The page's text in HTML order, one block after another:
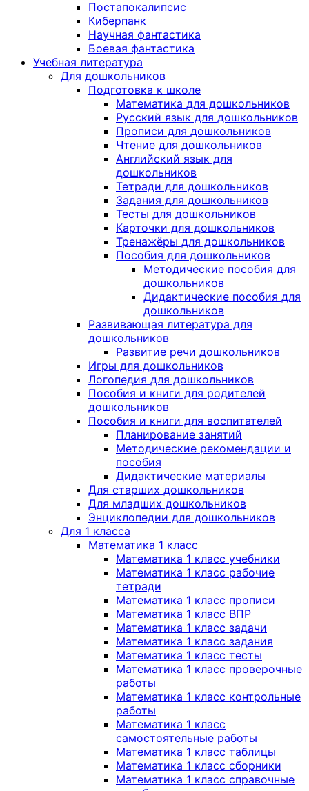
Постапокалипсис
Киберпанк
Научная фантастика
Боевая фантастика
Учебная литература
Для дошкольников
Подготовка к школе
Математика для дошкольников
Русский язык для дошкольников
Прописи для дошкольников
Чтение для дошкольников
Английский язык для
дошкольников
Тетради для дошкольников
Задания для дошкольников
Тесты для дошкольников
Карточки для дошкольников
Тренажёры для дошкольников
Пособия для дошкольников
Методические пособия для
дошкольников
Дидактические пособия для
дошкольников
Развивающая литература для
дошкольников
Развитие речи дошкольников
Игры для дошкольников
Логопедия для дошкольников
Пособия и книги для родителей
дошкольников
Пособия и книги для воспитателей
Планирование занятий
Методические рекомендации и
пособия
Дидактические материалы
Для старших дошкольников
Для младших дошкольников
Энциклопедии для дошкольников
Для 1 класса
Математика 1 класс
Математика 1 класс учебники
Математика 1 класс рабочие
тетради
Математика 1 класс прописи
Математика 1 класс ВПР
Математика 1 класс задачи
Математика 1 класс задания
Математика 1 класс тесты
Математика 1 класс проверочные
работы
Математика 1 класс контрольные
работы
Математика 1 класс
самостоятельные работы
Математика 1 класс таблицы
Математика 1 класс сборники
Математика 1 класс справочные